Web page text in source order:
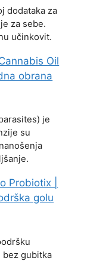
dodataka za
za sebe.
učinkovit.
Oil
obrana
je
su
Probiotix |
golu
bez gubitka